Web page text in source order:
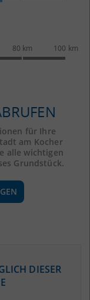
80 km 100 km
für Ihre
am Kocher
alle wichtigen
Grundstück.
ANZEIGEN
DIESER